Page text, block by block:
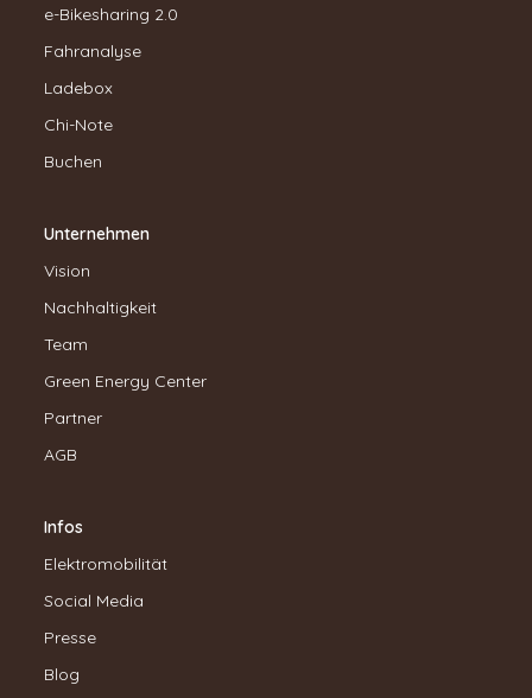
e-Bikesharing 2.0
Fahranalyse
Ladebox
Chi-Note
Buchen
Unternehmen
Vision
Nachhaltigkeit
Team
Green Energy Center
Partner
AGB
Infos
Elektromobilität
Social Media
Presse
Blog